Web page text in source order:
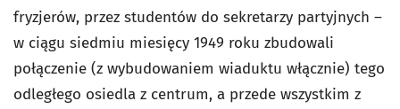
fryzjerów, przez studentów do sekretarzy partyjnych –
w ciągu siedmiu miesięcy 1949 roku zbudowali
połączenie (z wybudowaniem wiaduktu włącznie) tego
odległego osiedla z centrum, a przede wszystkim z